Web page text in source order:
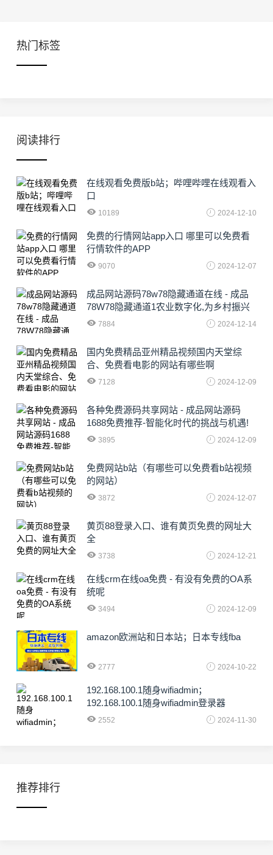
热门标签
阅读排行
在线观看免费版b站；哔哩哔哩在线观看入
口
10189 2024-12-10
免费的行情网站app入口 哪里可以免费看
行情软件的APP
9070 2024-12-07
成品网站源码78w78隐藏通道在线 - 成品
78W78隐藏通道1农业数字化,为乡村振兴
注入新动力
7884 2024-12-14
国内免费精品亚州精品视频国内天堂综
合、免费看电影的网站有哪些啊
7128 2024-12-09
各种免费源码共享网站 - 成品网站源码
1688免费推荐-智能化时代的挑战与机遇!
3895 2024-12-09
免费网站b站（有哪些可以免费看b站视频
的网站）
3872 2024-12-07
黄页88登录入口、谁有黄页免费的网址大
全
3738 2024-12-21
在线crm在线oa免费 - 有没有免费的OA系
统呢
3494 2024-12-09
amazon欧洲站和日本站；日本专线fba
2777 2024-10-22
192.168.100.1随身wifiadmin；
192.168.100.1随身wifiadmin登录器
2552 2024-11-30
推荐排行